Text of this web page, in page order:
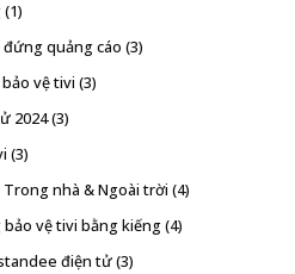
(1)
quảng cáo (3)
vệ tivi (3)
2024(3)
(3)
nhà & Ngoài trời (4)
vệ tivi bằng kiếng(4)
điện tử(3)